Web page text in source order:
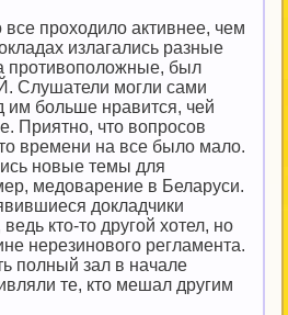
все проходило активнее, чем
излагались разные
противоположные, был
Слушатели могли сами
им больше нравится, чей
Приятно, что вопросов
времени на все было мало.
новые темы для
медоварение в Беларуси.
докладчики
кто-то другой хотел, но
нерезинового регламента.
полный зал в начале
те, кто мешал другим